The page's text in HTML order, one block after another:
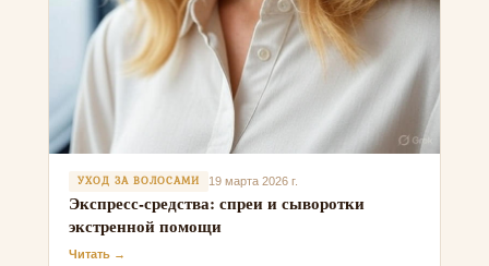
УХОД ЗА ВОЛОСАМИ 19 марта 2026 г.
Экспресс-средства: спреи и сыворотки
экстренной помощи
Читать →